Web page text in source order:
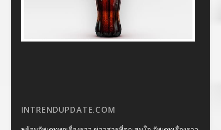
INTRENDUPDATE.COM